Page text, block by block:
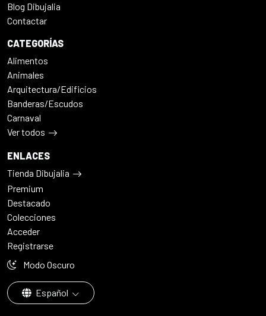
Blog Dibujalia
Contactar
CATEGORÍAS
Alimentos
Animales
Arquitectura/Edificios
Banderas/Escudos
Carnaval
Ver todos
ENLACES
Tienda Dibujalia
Premium
Destacado
Colecciones
Acceder
Registrarse
Modo Oscuro
Español